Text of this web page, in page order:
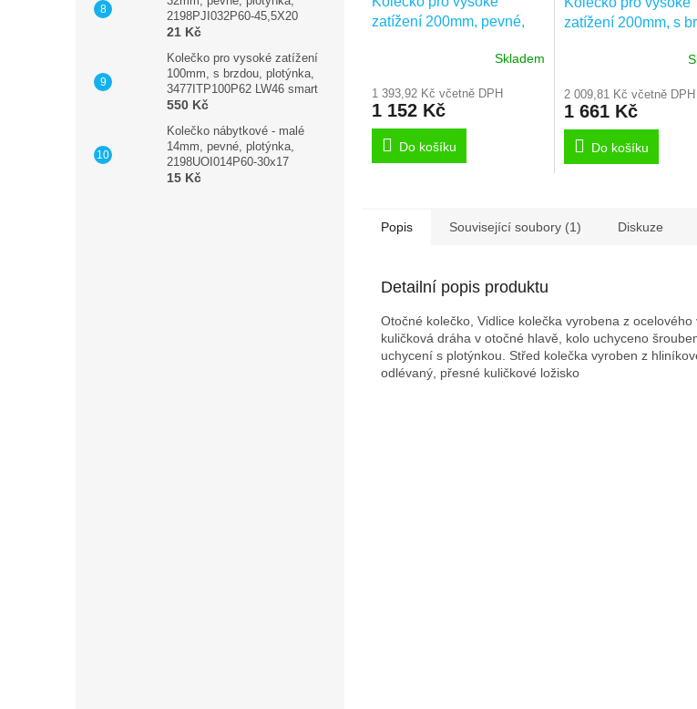
2198PJI032P60-45,5X20
21 Kč
Kolečko pro vysoké zatížení
100mm, s brzdou, plotýnka,
3477ITP100P62 LW46 smart
550 Kč
Kolečko nábytkové - malé
14mm, pevné, plotýnka,
2198UOI014P60-30x17
15 Kč
zatížení 200mm, pevné,
Skladem
1 393,92 Kč včetně DPH
1 152 Kč
Do košíku
zatížení 200mm, s
2 009,81 Kč včetně DPH
1 661 Kč
Do košíku
Popis Související soubory (1) Diskuze
Detailní popis produktu
Otočné kolečko, Vidlice kolečka vyrobena z
kuličková dráha v otočné hlavě, kolo uchyceno
uchycení s plotýnkou. Střed kolečka vyroben z
odlévaný, přesné kuličkové ložisko